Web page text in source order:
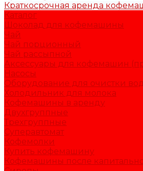
Краткосрочная аренда
Каталог
Шоколад для кофемашины
Чай
Чай порционный
Чай рассыпной
Аксессуары для кофемашин
Насосы
Оборудование для очистки
Холодильник для молока
Кофемашины в аренду
Двухгруппные
Трехгруппные
Суперавтомат
Кофемолки
Купить кофемашину
Кофемашины после